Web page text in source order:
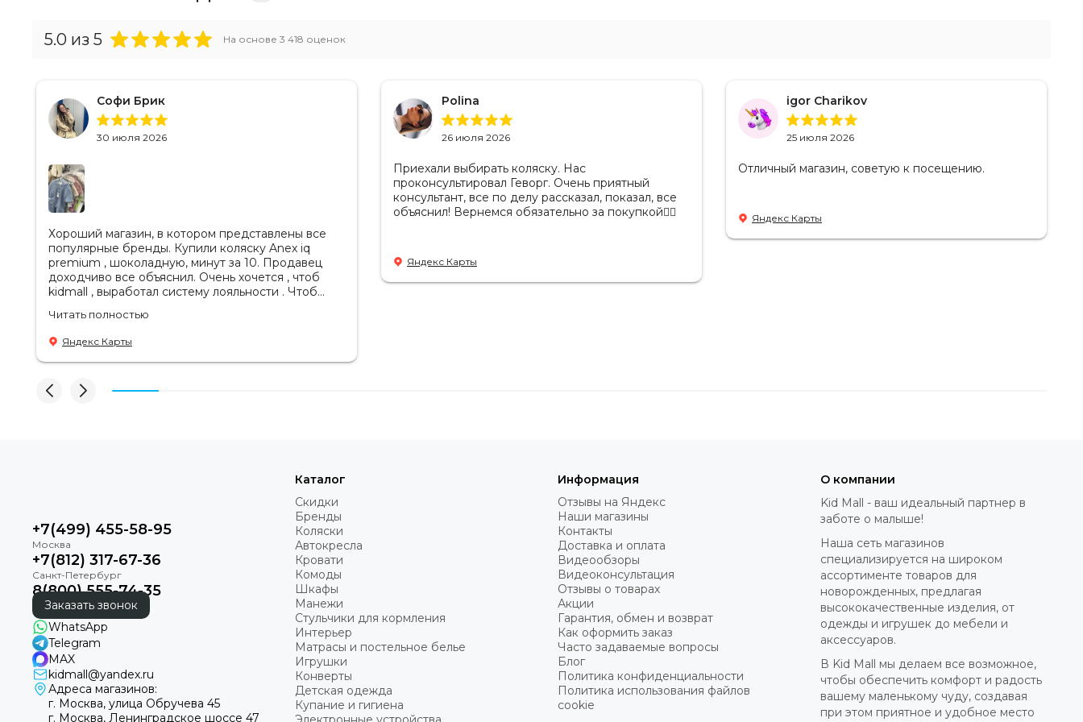
5.0 из 5 На основе 3 418 оценок
Софи Брик
30 июля 2026
Хороший магазин, в котором представлены все
популярные бренды. Купили коляску Anex iq
premium , шоколадную, минут за 10. Продавец
доходчиво все объяснил. Очень хочется , чтоб
kidmall , выработал систему лояльности . Чтоб
Читать полностью
Яндекс Карты
Polina
26 июля 2026
Приехали выбирать коляску. Нас
проконсультировал Геворг. Очень приятный
консультант, все по делу рассказал, показал, все
объяснил! Вернемся обязательно за покупкой👌🏻
Яндекс Карты
igor Charikov
25 июля 2026
Отличный магазин, советую к посещению.
Яндекс Карты
+7(499) 455-58-95
+7(812) 317-67-36
8(800) 555-74-35
Заказать звонок
WhatsApp
Telegram
MAX
kidmall@yandex.ru
Адреса магазинов:
г. Москва, улица Обручева 45
г. Москва, Ленинградское шоссе 47
Каталог
Скидки
Бренды
Коляски
Автокресла
Кровати
Комоды
Шкафы
Манежи
Стульчики для кормления
Интерьер
Матрасы и постельное белье
Игрушки
Конверты
Детская одежда
Купание и гигиена
Информация
Отзывы на Яндекс
Наши магазины
Контакты
Доставка и оплата
Видеообзоры
Видеоконсультация
Отзывы о товарах
Акции
Гарантия, обмен и возврат
Как оформить заказ
Часто задаваемые вопросы
Блог
Политика конфиденциальности
Политика использования файлов
cookie
О компании
Kid Mall - ваш идеальный партнер в
заботе о малыше!
Наша сеть магазинов
специализируется на широком
ассортименте товаров для
новорожденных, предлагая
высококачественные изделия, от
одежды и игрушек до мебели и
аксессуаров.
В Kid Mall мы делаем все возможное,
чтобы обеспечить комфорт и радость
вашему маленькому чуду, создавая
при этом приятное и удобное место